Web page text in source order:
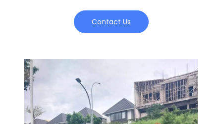
Contact Us